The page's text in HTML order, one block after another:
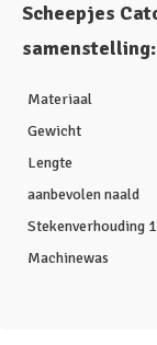
Scheepjes
samenstelling:
Materiaal
Gewicht
Lengte
aanbevolen naald
Stekenverhouding
Machinewas